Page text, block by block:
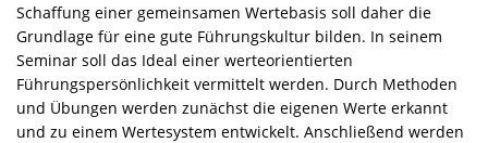
Schaffung einer gemeinsamen Wertebasis soll daher die
Grundlage für eine gute Führungskultur bilden. In seinem
Seminar soll das Ideal einer werteorientierten
Führungspersönlichkeit vermittelt werden. Durch Methoden
und Übungen werden zunächst die eigenen Werte erkannt
und zu einem Wertesystem entwickelt. Anschließend werden